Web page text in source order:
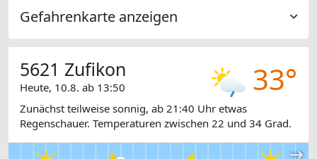
Gefahrenkarte anzeigen
33°
5621 Zufikon
Heute, 10.8. ab 13:50
Zunächst teilweise sonnig, ab 21:40 Uhr etwas
Regenschauer. Temperaturen zwischen 22 und 34 Grad.